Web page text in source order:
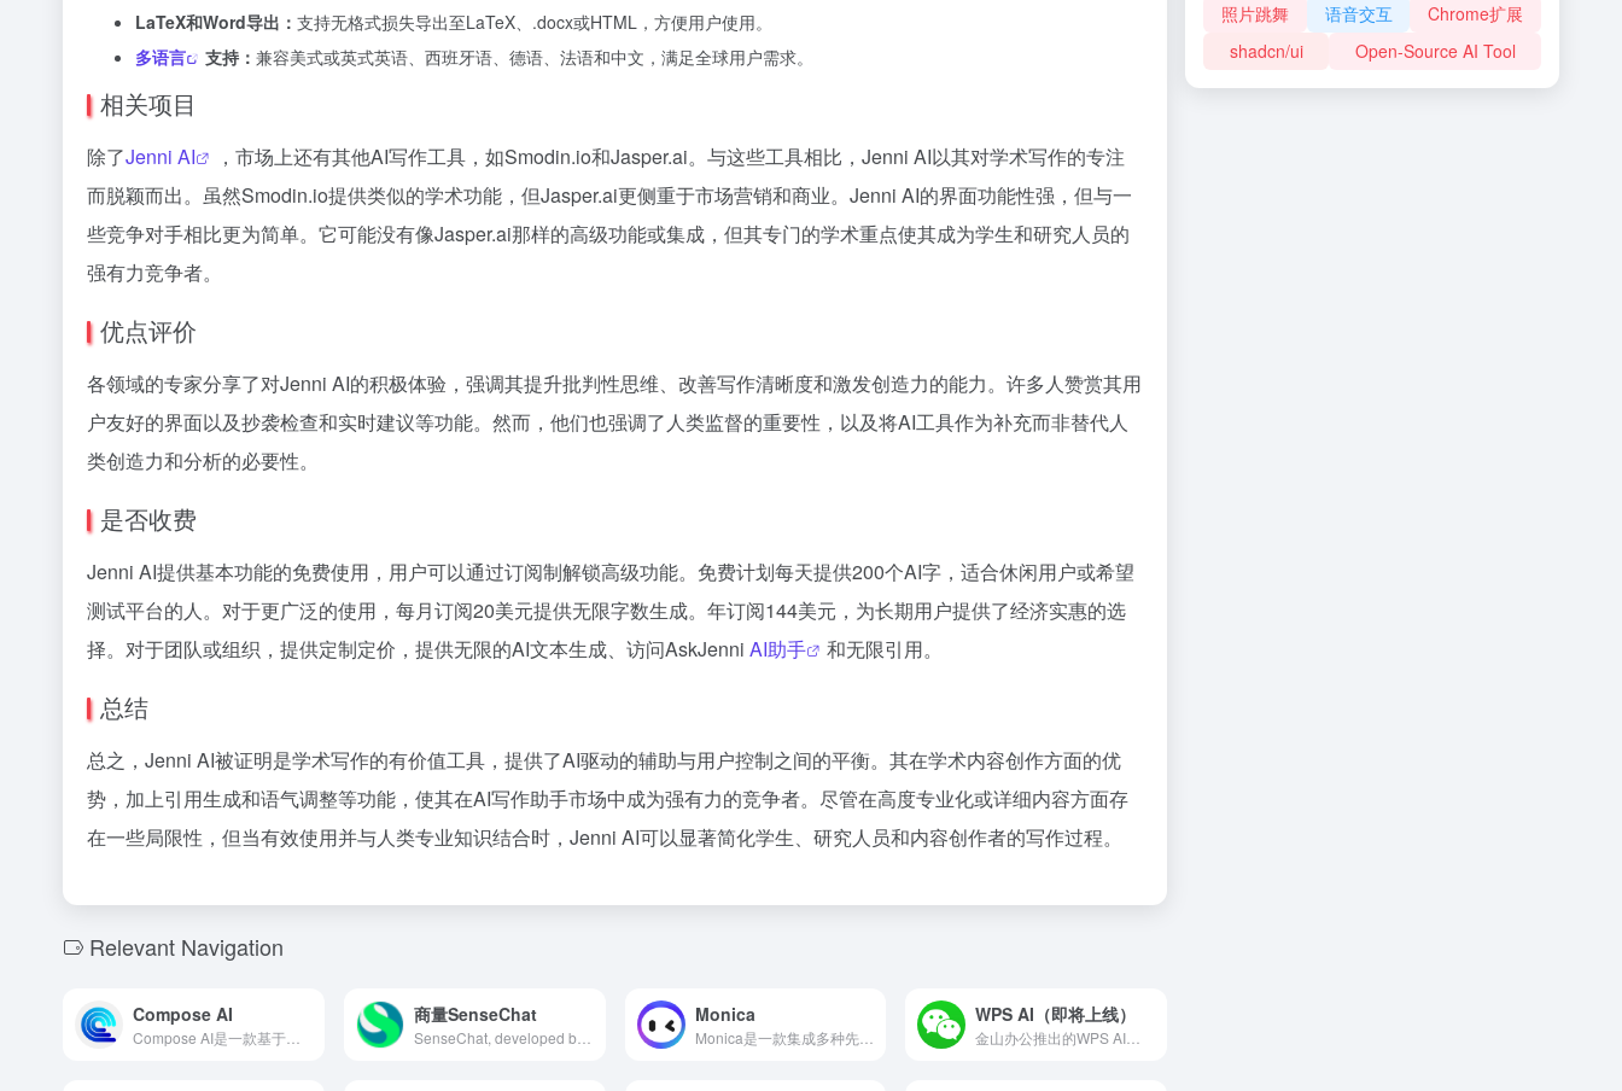
LaTeX和Word导出： 支持无格式损失导出至LaTeX、.docx或HTML，方便用户使用。
多语言
支持： 兼容美式或英式英语、西班牙语、德语、法语和中文，满足全球用户需求。
相关项目
除了Jenni AI
，市场上还有其他AI写作工具，如Smodin.io和Jasper.ai。与这些工具相比，Jenni AI以其对学术写作的专注
而脱颖而出。虽然Smodin.io提供类似的学术功能，但Jasper.ai更侧重于市场营销和商业。Jenni AI的界面功能性强，但与一
些竞争对手相比更为简单。它可能没有像Jasper.ai那样的高级功能或集成，但其专门的学术重点使其成为学生和研究人员的
强有力竞争者。
优点评价
各领域的专家分享了对Jenni AI的积极体验，强调其提升批判性思维、改善写作清晰度和激发创造力的能力。许多人赞赏其用
户友好的界面以及抄袭检查和实时建议等功能。然而，他们也强调了人类监督的重要性，以及将AI工具作为补充而非替代人
类创造力和分析的必要性。
是否收费
Jenni AI提供基本功能的免费使用，用户可以通过订阅制解锁高级功能。免费计划每天提供200个AI字，适合休闲用户或希望
测试平台的人。对于更广泛的使用，每月订阅20美元提供无限字数生成。年订阅144美元，为长期用户提供了经济实惠的选
择。对于团队或组织，提供定制定价，提供无限的AI文本生成、访问AskJenni AI助手 和无限引用。
总结
总之，Jenni AI被证明是学术写作的有价值工具，提供了AI驱动的辅助与用户控制之间的平衡。其在学术内容创作方面的优
势，加上引用生成和语气调整等功能，使其在AI写作助手市场中成为强有力的竞争者。尽管在高度专业化或详细内容方面存
在一些局限性，但当有效使用并与人类专业知识结合时，Jenni AI可以显著简化学生、研究人员和内容创作者的写作过程。
Relevant Navigation
Compose AI 商量SenseChat
SenseChat, developed by SenseTime, is an AI chat assistant based on the self-developed 'SenseNova' model, offering multi-turn conversations, logical reasoning, language correction, content creation, and more, catering to the needs of Gen Z and internet users for intelligence, convenience, and efficiency.
Monica WPS AI（即将上线）
照片跳舞
语音交互
Chrome扩展
shadcn/ui
Open-Source AI Tool